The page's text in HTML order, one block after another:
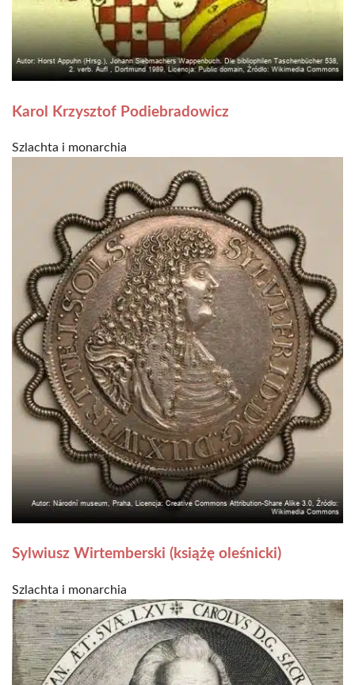
Karol Krzysztof Podiebradowicz
Szlachta i monarchia
Sylwiusz Wirtemberski (książę oleśnicki)
Szlachta i monarchia